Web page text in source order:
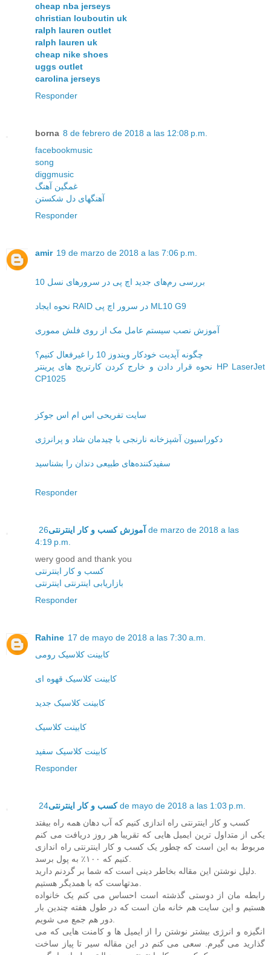
cheap nba jerseys
christian louboutin uk
ralph lauren outlet
ralph lauren uk
cheap nike shoes
uggs outlet
carolina jerseys
Responder
borna 8 de febrero de 2018 a las 12:08 p.m.
facebookmusic
song
diggmusic
غمگین آهنگ
آهنگهای دل شکستن
Responder
amir 19 de marzo de 2018 a las 7:06 p.m.
بررسی رم‌های جدید اچ پی در سرورهای نسل 10
نحوه ایجاد RAID در سرور اچ پی ML10 G9
آموزش نصب سیستم عامل مک از روی فلش مموری
چگونه آپدیت خودکار ویندوز 10 را غیرفعال کنیم؟
نحوه قرار دادن و خارج کردن کارتریج های پرینتر HP LaserJet
CP1025
سایت تفریحی اس ام اس جوکز
دکوراسیون آشپزخانه نارنجی با چیدمان شاد و پرانرژی
سفیدکننده‌های طبیعی دندان را بشناسید
Responder
آموزش کسب و کار اینترنتی26 de marzo de 2018 a las
4:19 p.m.
wery good and thank you
کسب و کار اینترنتی
بازاریابی اینترنتی اینترنتی
Responder
Rahine 17 de mayo de 2018 a las 7:30 a.m.
کابینت کلاسیک رومی
کابینت کلاسیک قهوه ای
کابینت کلاسیک جدید
کابینت کلاسیک
کابینت کلاسیک سفید
Responder
کسب و کار اینترنتی24 de mayo de 2018 a las 1:03 p.m.
کسب و کار اینترنتی راه اندازی کنیم که آب دهان همه راه بیفتد
یکی از متداول ترین ایمیل هایی که تقریبا هر روز دریافت می کنم
مربوط به این است که چطور یک کسب و کار اینترنتی راه اندازی
کنیم که ۱۰۰٪ به پول برسد.
دلیل نوشتن این مقاله بخاطر دینی است که شما بر گردنم دارید.
مدتهاست که با همدیگر هستیم.
رابطه مان از دوستی گذشته است احساس می کنم یک خانواده
هستیم و این سایت هم خانه مان است که در طول هفته چندین بار
دور هم جمع می شویم.
انگیزه و انرژی بیشتر نوشتن را از ایمیل ها و کامنت هایی که می
گذارید می گیرم. سعی می کنم در این مقاله سیر تا پیاز ساخت